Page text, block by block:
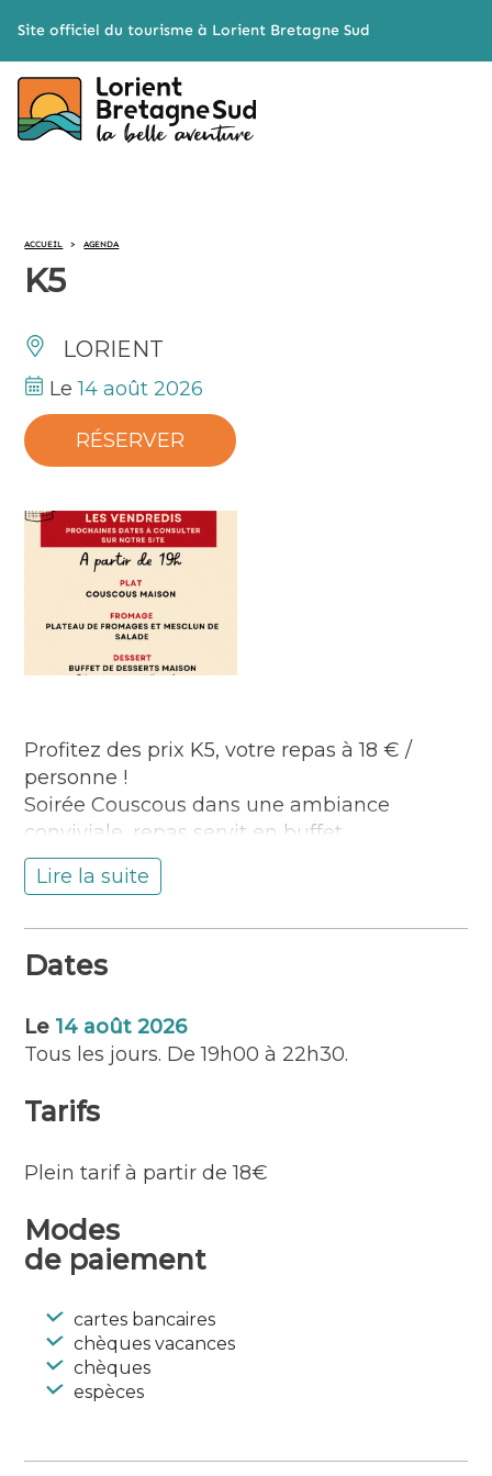
Site officiel du tourisme à Lorient Bretagne Sud
ACCUEIL > AGENDA
K5
LORIENT
Le14 août 2026
RÉSERVER
Profitez des prix K5, votre repas à 18 € /
personne !
Soirée Couscous dans une ambiance
conviviale, repas servit en buffet
Au programme comme à la maison :
couscous maison, plateaux de fromages et
sur notre playlist selon l’ambiance de la salle
Lire la suite
Dates
Le 14 août 2026
Tous les jours. De 19h00 à 22h30.
Tarifs
Plein tarif à partir de 18€
Modes
de paiement
cartes bancaires
chèques vacances
chèques
espèces